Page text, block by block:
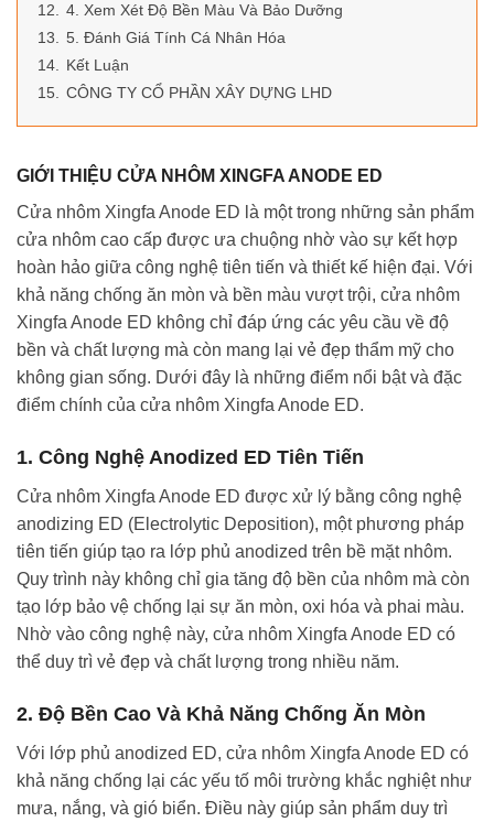
12.
4. Xem Xét Độ Bền Màu Và Bảo Dưỡng
13.
5. Đánh Giá Tính Cá Nhân Hóa
14.
Kết Luận
15.
CÔNG TY CỔ PHẦN XÂY DỰNG LHD
GIỚI THIỆU CỬA NHÔM XINGFA ANODE ED
Cửa nhôm Xingfa Anode ED là một trong những sản phẩm
cửa nhôm cao cấp được ưa chuộng nhờ vào sự kết hợp
hoàn hảo giữa công nghệ tiên tiến và thiết kế hiện đại. Với
khả năng chống ăn mòn và bền màu vượt trội, cửa nhôm
Xingfa Anode ED không chỉ đáp ứng các yêu cầu về độ
bền và chất lượng mà còn mang lại vẻ đẹp thẩm mỹ cho
không gian sống. Dưới đây là những điểm nổi bật và đặc
điểm chính của cửa nhôm Xingfa Anode ED.
1. Công Nghệ Anodized ED Tiên Tiến
Cửa nhôm Xingfa Anode ED được xử lý bằng công nghệ
anodizing ED (Electrolytic Deposition), một phương pháp
tiên tiến giúp tạo ra lớp phủ anodized trên bề mặt nhôm.
Quy trình này không chỉ gia tăng độ bền của nhôm mà còn
tạo lớp bảo vệ chống lại sự ăn mòn, oxi hóa và phai màu.
Nhờ vào công nghệ này, cửa nhôm Xingfa Anode ED có
thể duy trì vẻ đẹp và chất lượng trong nhiều năm.
2. Độ Bền Cao Và Khả Năng Chống Ăn Mòn
Với lớp phủ anodized ED, cửa nhôm Xingfa Anode ED có
khả năng chống lại các yếu tố môi trường khắc nghiệt như
mưa, nắng, và gió biển. Điều này giúp sản phẩm duy trì